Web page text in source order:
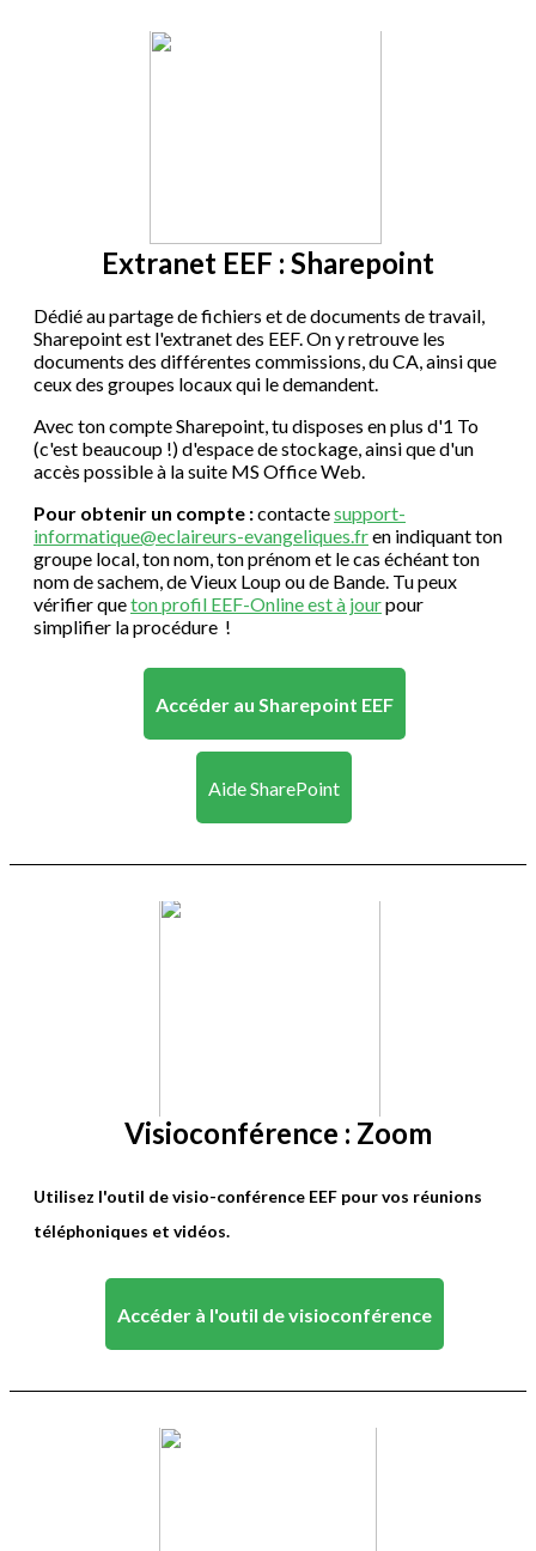
Extranet EEF : Sharepoint
Dédié au partage de fichiers et de documents de travail,
Sharepoint est l'extranet des EEF. On y retrouve les
documents des différentes commissions, du CA, ainsi que
ceux des groupes locaux qui le demandent.
Avec ton compte Sharepoint, tu disposes en plus d'1 To
(c'est beaucoup !) d'espace de stockage, ainsi que d'un
accès possible à la suite MS Office Web.
Pour obtenir un compte :contactesupport-
informatique@eclaireurs-evangeliques.fren indiquant ton
groupe local, ton nom, ton prénom et le cas échéant ton
nom de sachem, de Vieux Loup ou de Bande. Tu peux
vérifier queton profil EEF-Online est à jourpour
simplifier la procédure !
Accéder au Sharepoint EEF
Aide SharePoint
Visioconférence : Zoom
Utilisez l'outil de visio-conférence EEF pour vos réunions
téléphoniques et vidéos.
Accéder à l'outil de visioconférence